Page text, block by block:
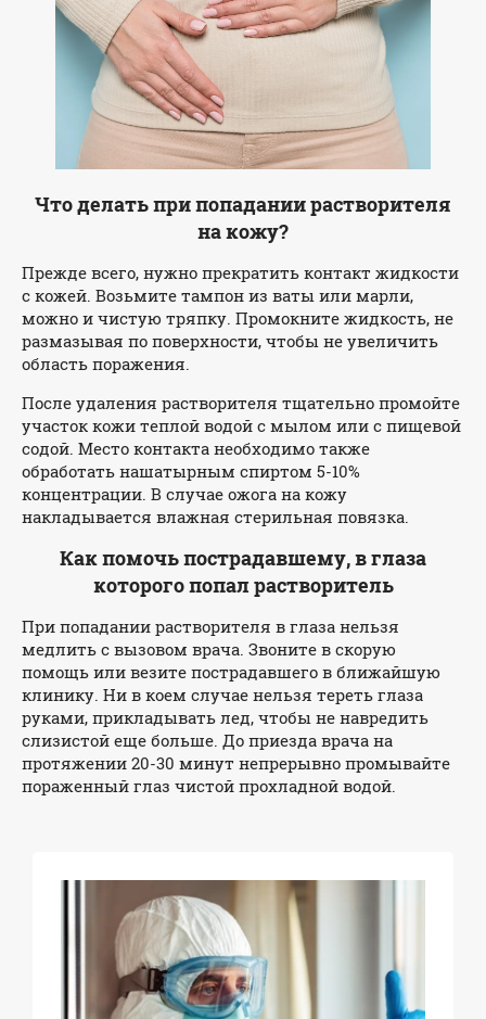
Что делать при попадании растворителя
на кожу?
Прежде всего, нужно прекратить контакт жидкости
с кожей. Возьмите тампон из ваты или марли,
можно и чистую тряпку. Промокните жидкость, не
размазывая по поверхности, чтобы не увеличить
область поражения.
После удаления растворителя тщательно промойте
участок кожи теплой водой с мылом или с пищевой
содой. Место контакта необходимо также
обработать нашатырным спиртом 5-10%
концентрации. В случае ожога на кожу
накладывается влажная стерильная повязка.
Как помочь пострадавшему, в глаза
которого попал растворитель
При попадании растворителя в глаза нельзя
медлить с вызовом врача. Звоните в скорую
помощь или везите пострадавшего в ближайшую
клинику. Ни в коем случае нельзя тереть глаза
руками, прикладывать лед, чтобы не навредить
слизистой еще больше. До приезда врача на
протяжении 20-30 минут непрерывно промывайте
пораженный глаз чистой прохладной водой.